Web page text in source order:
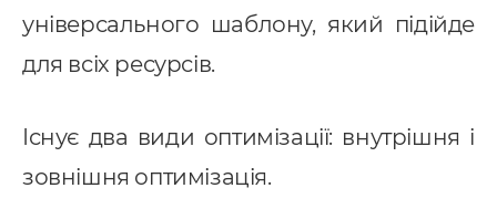
універсального шаблону, який підійде
для всіх ресурсів.
Існує два види оптимізації: внутрішня і
зовнішня оптимізація.